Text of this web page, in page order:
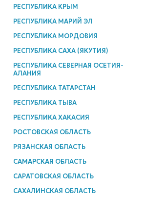
РЕСПУБЛИКА КРЫМ
РЕСПУБЛИКА МАРИЙ ЭЛ
РЕСПУБЛИКА МОРДОВИЯ
РЕСПУБЛИКА САХА (ЯКУТИЯ)
РЕСПУБЛИКА СЕВЕРНАЯ ОСЕТИЯ-
АЛАНИЯ
РЕСПУБЛИКА ТАТАРСТАН
РЕСПУБЛИКА ТЫВА
РЕСПУБЛИКА ХАКАСИЯ
РОСТОВСКАЯ ОБЛАСТЬ
РЯЗАНСКАЯ ОБЛАСТЬ
САМАРСКАЯ ОБЛАСТЬ
САРАТОВСКАЯ ОБЛАСТЬ
САХАЛИНСКАЯ ОБЛАСТЬ